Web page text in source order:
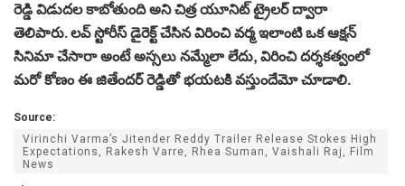
రెడ్డి విడుదల కాబోతుంది అని చిత్ర యూనిట్ ట్రైలర్ ద్వారా
తెలిపారు. లవ్ స్టోరీస్ డైరెక్ట్ చేసిన విరించి వర్మ ఇలాంటి ఒక ఆక్షన్
సినిమా చేసారా అంటే అస్సలు నమ్మేలా లేదు, విరించి దర్శకత్వంలో
మరో కోణం ఈ జితేందర్ రెడ్డితో భయటకి వస్తుందేమో చూడాలి.
Source:
Virinchi Varma’s Jitender Reddy Trailer Release Stokes High
Expectations, Rakesh Varre, Rhea Suman, Vaishali Raj, Film
News